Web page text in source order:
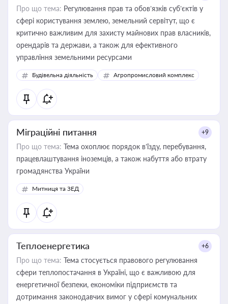
Про що тема: Регулювання прав та обов’язків суб’єктів у
сфері користування землею, земельний сервітут, що є
критично важливим для захисту майнових прав власників,
орендарів та держави, а також для ефективного
управління земельними ресурсами
Будівельна діяльність Агропромисловий комплекс
Міграційні питання +9
Про що тема: Тема охоплює порядок в’їзду, перебування,
працевлаштування іноземців, а також набуття або втрату
громадянства України
Митниця та ЗЕД
Теплоенергетика +6
Про що тема: Тема стосується правового регулювання
сфери теплопостачання в Україні, що є важливою для
енергетичної безпеки, економіки підприємств та
дотримання законодавчих вимог у сфері комунальних